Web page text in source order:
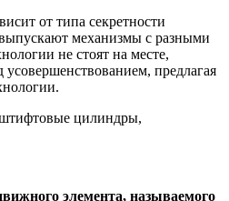
от типа секретности
механизмы с разными
не стоят на месте,
предлагая
цилиндры,
элемента, называемого